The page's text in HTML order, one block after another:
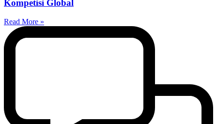
Kompetisi Global
Read More »